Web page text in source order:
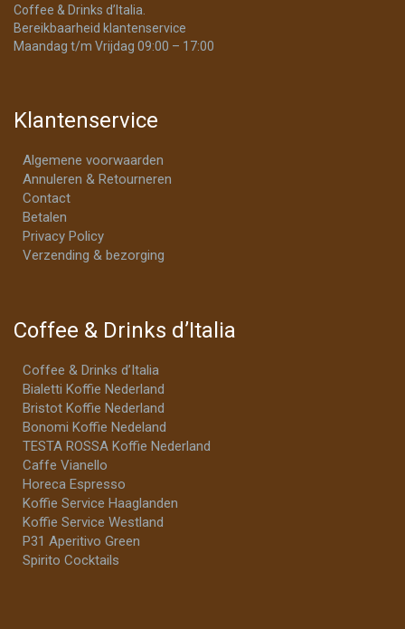
Coffee & Drinks d’Italia.
Bereikbaarheid klantenservice
Maandag t/m Vrijdag 09:00 – 17:00
Klantenservice
Algemene voorwaarden
Annuleren & Retourneren
Contact
Betalen
Privacy Policy
Verzending & bezorging
Coffee & Drinks d’Italia
Coffee & Drinks d’Italia
Bialetti Koffie Nederland
Bristot Koffie Nederland
Bonomi Koffie Nedeland
TESTA ROSSA Koffie Nederland
Caffe Vianello
Horeca Espresso
Koffie Service Haaglanden
Koffie Service Westland
P31 Aperitivo Green
Spirito Cocktails